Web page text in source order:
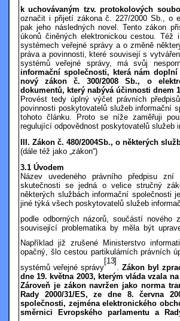
k uchovávaným tzv. protokolových
označit i přijetí zákona č. 227/2000 Sb., o
pak jeho následných novel. Tento zákon
úkonů činěných elektronickou cestou.
systémech veřejné správy a o změně
práva a povinnosti, které souvisejí s
systémů veřejné správy, má svůj
informační společnosti, která nám
nový zákon č. 300/2008 Sb., o
dokumentů, který nabývá účinnosti dnem
Provést tedy úplný výčet právních
povinnosti poskytovatelů služeb informační
tohoto článku. Proto se níže zaměřuji
regulující odpovědnost poskytovatelů služeb
III. Zákon č. 480/2004Sb., o některých
(dále též jako „zákon“)
3.1 Úvodem
Název uvedeného právního předpisu
skutečnosti se jedná o velice stručný
některých službách informační společnosti
jiné týká všech poskytovatelů služeb
podle odborných názorů, součástí nového
související problematika by měla být
Například již zrušené Ministerstvo
opačný, šlo cestou partikulárních právních
systémů veřejné správy
[13]
.Zákon byl
dne 19. května 2003, kterým vláda vzala
Zároveň je zákon navržen jako norma
Rady 2000/31/ES, ze dne 8. června
společnosti, zejména elektronického
směrnici Evropského parlamentu a